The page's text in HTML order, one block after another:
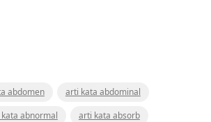
abdomen
arti kata abdominal
abnormal
arti kata absorb